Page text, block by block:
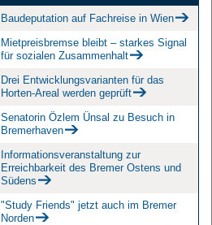
Baudeputation auf Fachreise in Wien
Mietpreisbremse bleibt – starkes Signal
für sozialen Zusammenhalt
Drei Entwicklungsvarianten für das
Horten-Areal werden geprüft
Senatorin Özlem Ünsal zu Besuch in
Bremerhaven
Informationsveranstaltung zur
Erreichbarkeit des Bremer Ostens und
Südens
"Study Friends" jetzt auch im Bremer
Norden